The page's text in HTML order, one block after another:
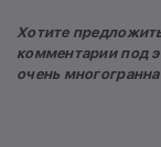
Хотите
комментарии под
очень